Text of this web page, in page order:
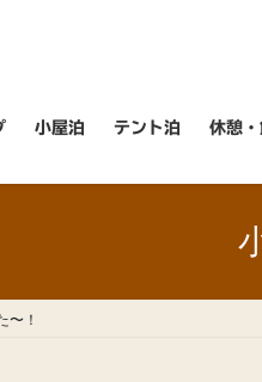
小屋泊 テント泊 休憩
〜！